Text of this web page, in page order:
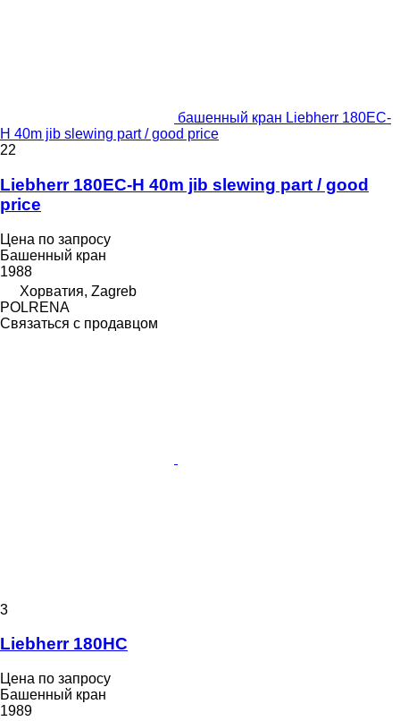
башенный кран Liebherr 180EC-
H 40m jib slewing part / good price
22
Liebherr 180EC-H 40m jib slewing part / good
price
Цена по запросу
Башенный кран
1988
Хорватия, Zagreb
POLRENA
Связаться с продавцом
3
Liebherr 180HC
Цена по запросу
Башенный кран
1989